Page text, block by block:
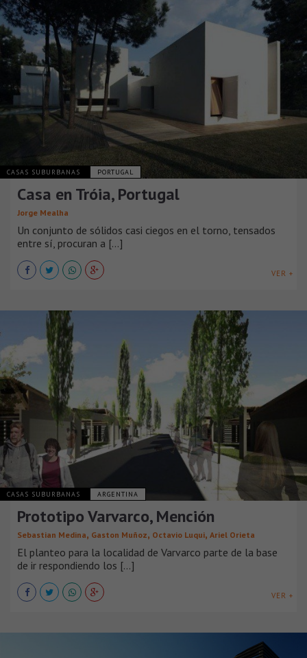
CASAS SUBURBANAS PORTUGAL
Casa en Tróia, Portugal
Jorge Mealha
Un conjunto de sólidos casi ciegos en el torno, tensados
entre sí, procuran a [...]
VER +
CASAS SUBURBANAS ARGENTINA
Prototipo Varvarco, Mención
Sebastian Medina, Gaston Muñoz, Octavio Luqui, Ariel Orieta
El planteo para la localidad de Varvarco parte de la base
de ir respondiendo los [...]
VER +